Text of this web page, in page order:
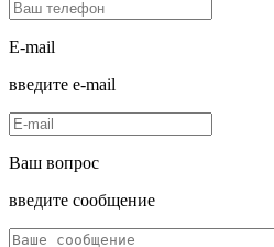
E-mail
введите e-mail
Ваш вопрос
введите сообщение